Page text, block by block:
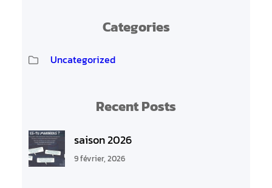
Categories
Uncategorized
Recent Posts
saison 2026
9 février, 2026